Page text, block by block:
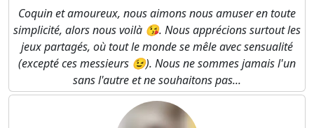
Coquin et amoureux, nous aimons nous amuser en toute
simplicité, alors nous voilà 😘. Nous apprécions surtout les
jeux partagés, où tout le monde se mêle avec sensualité
(excepté ces messieurs 😉). Nous ne sommes jamais l'un
sans l'autre et ne souhaitons pas...